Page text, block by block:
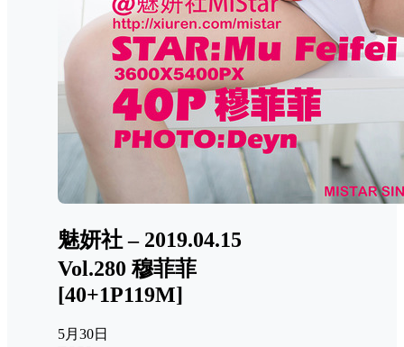
魅妍社 – 2019.04.15
Vol.280 穆菲菲
[40+1P119M]
5月30日